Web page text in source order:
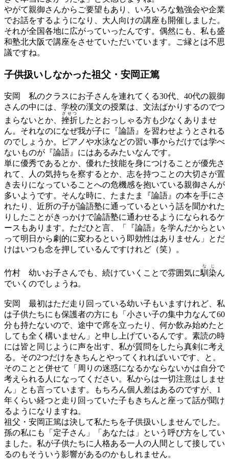
やがて親御さんからご要望もあり、いろいろな勉強会や企業
でお話をするようになり、大人向けの講座も開催しました。
それが全国各地に広がっていったんです。偶然にも、私も盛
和塾北大阪で講座をさせていただいています。ご縁とは不思
議ですね。
子供扱いしなかった祖父・安岡正篤
安岡
私のクラスにお子さんを連れてくる30代、40代の親御
さんの中には、学校の漢文の授業は、文法ばかりするのでつ
まらないとか、 挫折
ざせつ
したとおっしゃる方も少なくありませ
ん。それなのになぜ我が子に『論語』を習わせようとされる
のでしょうか。ピアノや水泳などの習い事からだけでは学べ
ないものが『論語』にはあるみたいなんです。
単に優秀であるとか、優れた技能を身につけることが優先さ
れて、人の気持ちを察するとか、志を持つことの大切さが置
き去りになっていることへの危機感を抱いている親御さんが
多いようです。そんな時に、たまたま『論語』の本を手にさ
れたり、近所の子が論語塾に通っているという話を聞かれた
りしたことがきっかけで論語塾に通わせるようになられるケ
ースもあります。ただひと言、「『論語』を学んだからとい
って明日から劇的に変わるという即効性はありません」とだ
けはいつも念を押しているんですけれど（笑）。
竹村 幼いお子さんでも、続けていくことで雰囲気に馴染
なじ
ん
でいくのでしょうね。
安岡
最初はただ走り回っている幼い子もいますけれど、私
は子供たちにも保護者の方にも「小さい子の集中力なんて60
分も持たないので、途中で席を立ったり、何か飲み始めたと
しても全く構いません」と申し上げているんです。素読の時
には皆と同じように声を出す、私が質問をしたら真剣に考え
る。その2つだけをきちんとやってくれればいいです、と。
そのことと併せて「周りの迷惑になるかならないかは自分で
考えられる人になってください。私からは一切注意はしませ
ん」とも言っています。もちろん個人差はあるのですが、1
年くらい経つと走り回っていた子もきちんと座って話が聞け
るようになりますね。
祖父・安岡正篤は決して私たちを子供扱いしませんでした。
孫の私にも「定子さん」「あなたは」という呼び方をしてい
ました。私が子供たちに人格ある一人の人間として接してい
るのもそういう影響があるのかもしれません。